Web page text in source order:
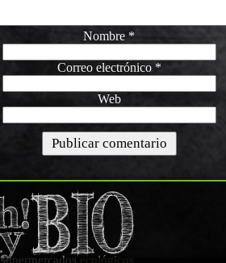
Nombre *
Correo electrónico *
Web
supermercadosecológicos